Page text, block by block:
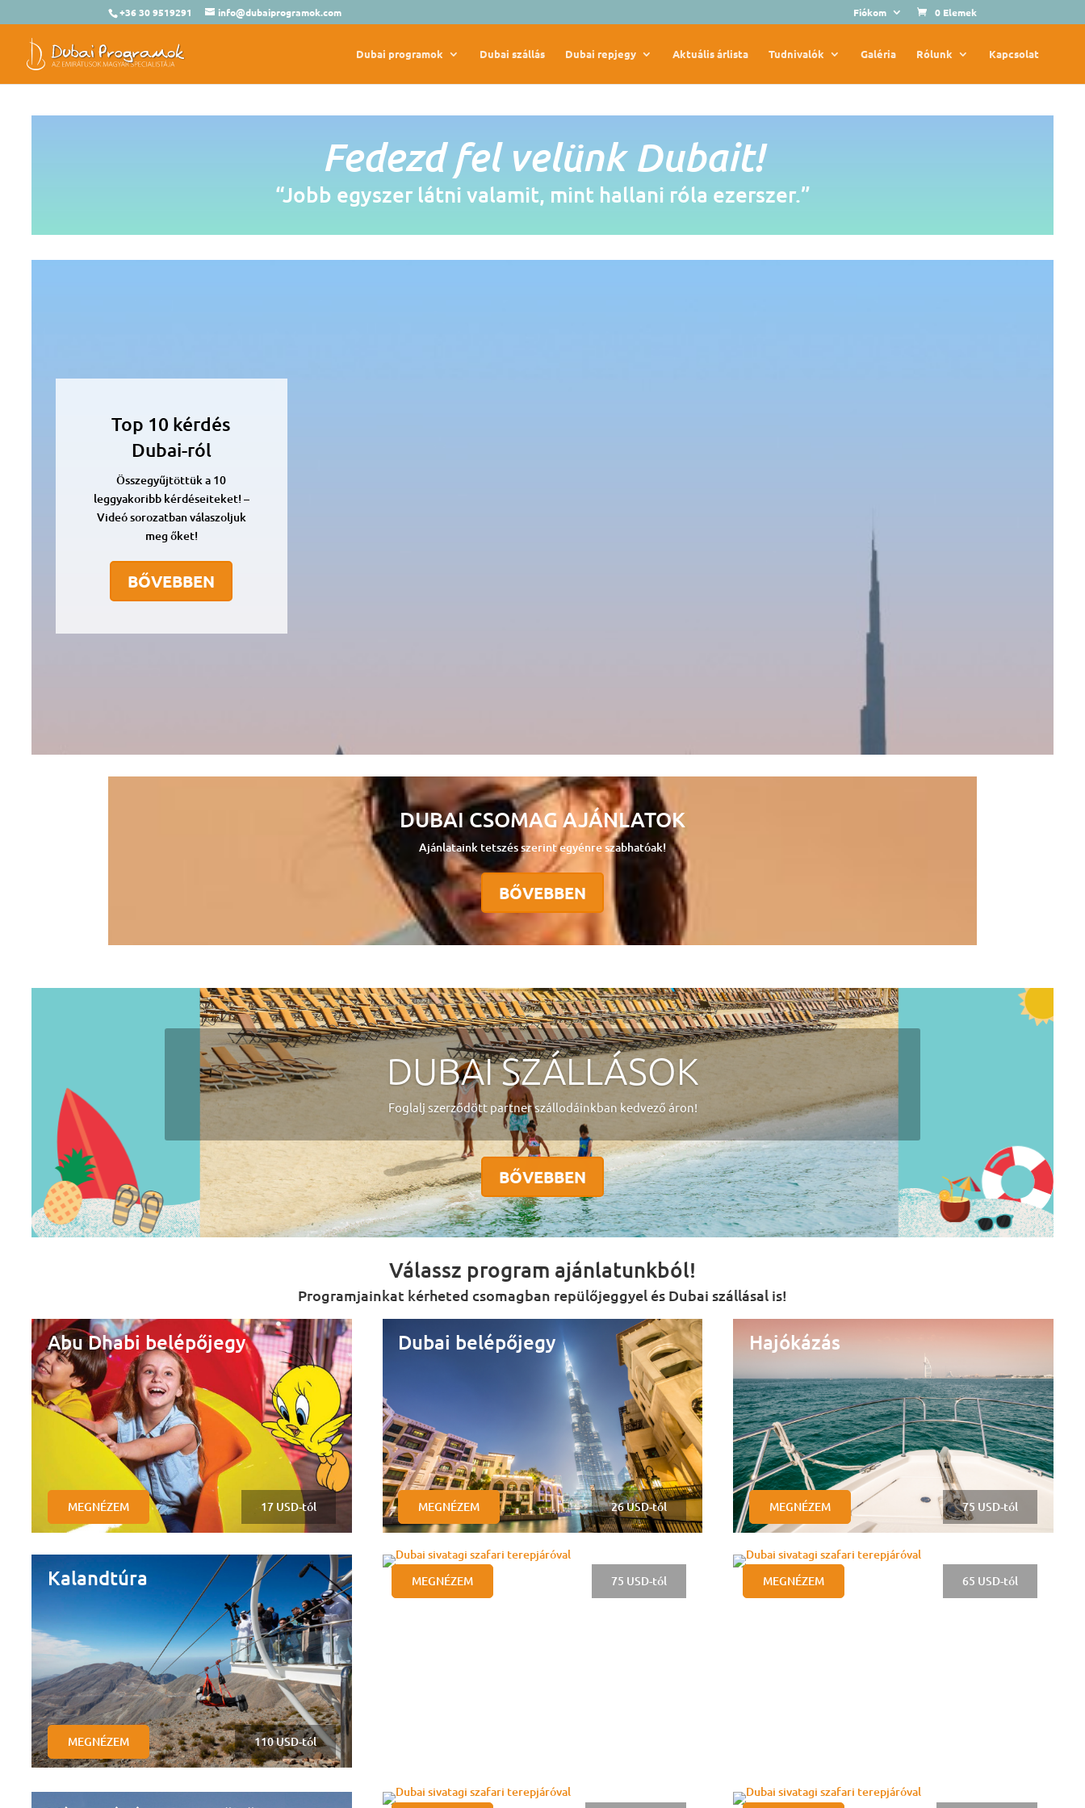
+36 30 9519291 info@dubaiprogramok.com Fiókom 0 Elemek
Dubai programok Dubai szállás Dubai repjegy Aktuális árlista Tudnivalók Galéria Rólunk Kapcsolat
Fedezd fel velünk Dubait!
“Jobb egyszer látni valamit, mint hallani róla ezerszer.”
Top 10 kérdés
Dubai-ról
Összegyűjtöttük a 10
leggyakoribb kérdéseiteket! –
Videó sorozatban válaszoljuk
meg őket!
BŐVEBBEN
DUBAI CSOMAG AJÁNLATOK
Ajánlataink tetszés szerint egyénre szabhatóak!
BŐVEBBEN
DUBAI SZÁLLÁSOK
Foglalj szerződött partner szállodáinkban kedvező áron!
BŐVEBBEN
Válassz program ajánlatunkból!
Programjainkat kérheted csomagban repülőjeggyel és Dubai szállásal is!